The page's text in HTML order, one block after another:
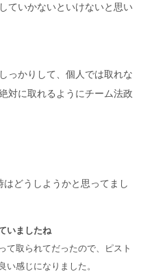
ていかないといけないと思い
っかりして、個人では取れな
対に取れるようにチーム法政
どうしようかと思ってまし
いましたね
て取られてだったので、ピスト
い感じになりました。